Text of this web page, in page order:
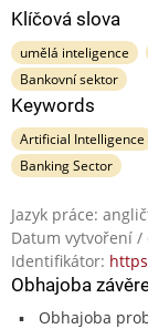
Klíčová slova
umělá inteligence
Bankovní sektor
Keywords
Artificial Intelligence
Banking Sector
Jazyk práce:
Datum vytvoření /
Identifikátor:
Obhajoba
Obhajoba